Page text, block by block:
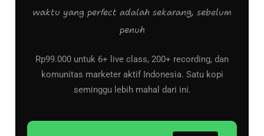
waktu yang perfect adalah sekarang, sebelum
penuh
Rp99.000 untuk 6+ live class, 200+ recording, dan
komunitas marketer aktif Indonesia. Satu kopi
seminggu lebih mahal dari ini.